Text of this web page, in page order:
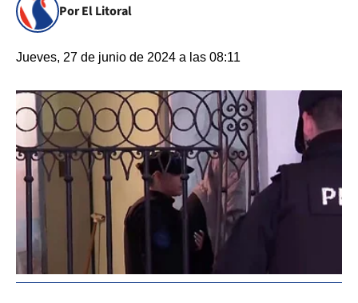
Por El Litoral
Jueves, 27 de junio de 2024 a las 08:11